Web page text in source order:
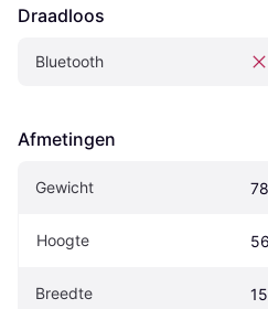
Draadloos
Bluetooth
Afmetingen
Gewicht
Hoogte
Breedte